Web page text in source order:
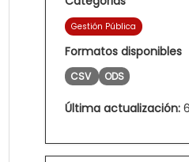
Gestión Pública
Formatos disponibles
CSV ODS
Última actualización: